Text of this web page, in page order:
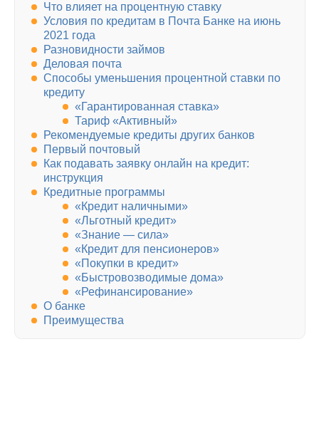
Что влияет на процентную ставку
Условия по кредитам в Почта Банке на июнь
2021 года
Разновидности займов
Деловая почта
Способы уменьшения процентной ставки по
кредиту
«Гарантированная ставка»
Тариф «Активный»
Рекомендуемые кредиты других банков
Первый почтовый
Как подавать заявку онлайн на кредит:
инструкция
Кредитные программы
«Кредит наличными»
«Льготный кредит»
«Знание — сила»
«Кредит для пенсионеров»
«Покупки в кредит»
«Быстровозводимые дома»
«Рефинансирование»
О банке
Преимущества